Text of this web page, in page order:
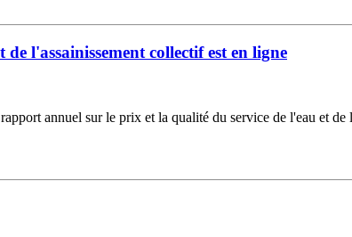
l'assainissement collectif est en ligne
annuel sur le prix et la qualité du service de l'eau et